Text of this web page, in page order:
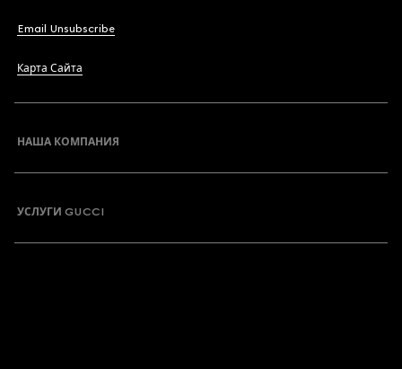
Email Unsubscribe
Карта Сайта
НАША КОМПАНИЯ
УСЛУГИ GUCCI